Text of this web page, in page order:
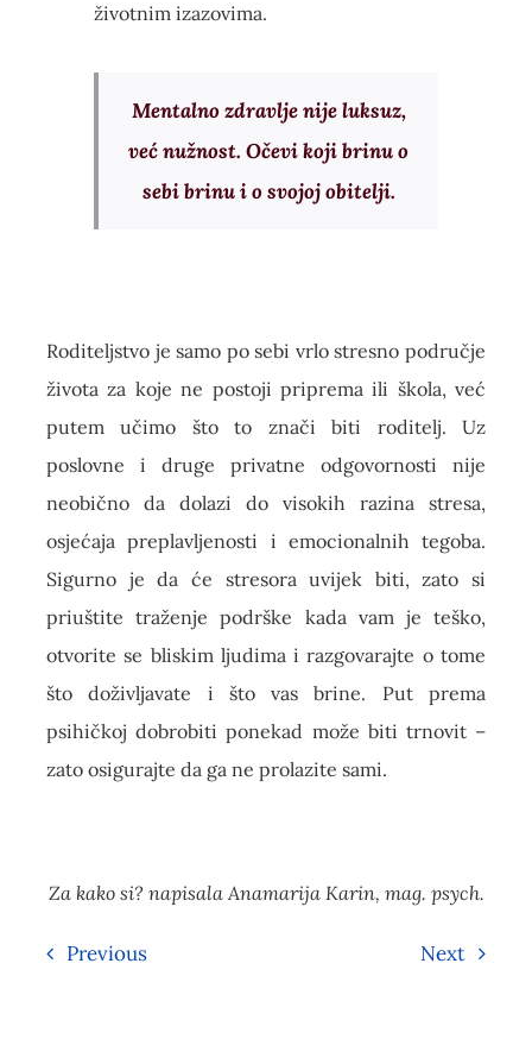
životnim izazovima.
Mentalno zdravlje nije luksuz,
već nužnost. Očevi koji brinu o
sebi brinu i o svojoj obitelji.
Roditeljstvo je samo po sebi vrlo stresno područje
života za koje ne postoji priprema ili škola, već
putem učimo što to znači biti roditelj. Uz
poslovne i druge privatne odgovornosti nije
neobično da dolazi do visokih razina stresa,
osjećaja preplavljenosti i emocionalnih tegoba.
Sigurno je da će stresora uvijek biti, zato si
priuštite traženje podrške kada vam je teško,
otvorite se bliskim ljudima i razgovarajte o tome
što doživljavate i što vas brine. Put prema
psihičkoj dobrobiti ponekad može biti trnovit –
zato osigurajte da ga ne prolazite sami.
Za kako si? napisala Anamarija Karin, mag. psych.
Previous Next